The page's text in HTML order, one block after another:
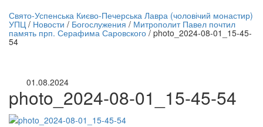
трансляция | 12 сентября
трансляции
Свято-Успенська Києво-Печерська Лавра (чоловічий монастир)
УПЦ / Новости / Богослужения / Митрополит Павел почтил
память прп. Серафима Саровского / photo_2024-08-01_15-45-
54
01.08.2024
photo_2024-08-01_15-45-54